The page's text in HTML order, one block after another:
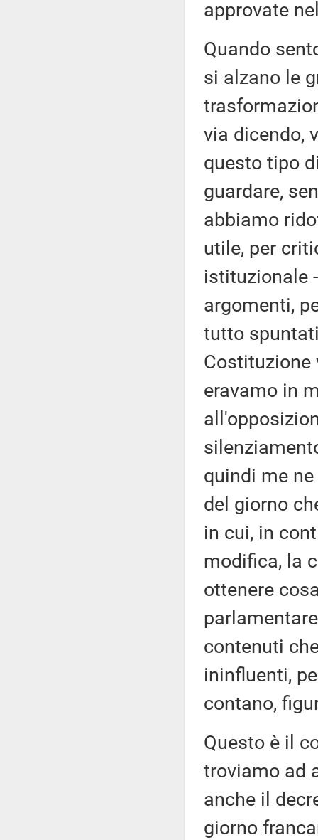
approvate
Quando
si alzano le
via dicendo,
questo tipo
guardare,
abbiamo
utile, per
istituzionale
argomenti,
tutto
Costituzione
eravamo in
quindi me
del giorno
in cui, in
modifica, la
ottenere
contenuti
ininfluenti,
contano,
Questo è il
troviamo ad
anche il
giorno